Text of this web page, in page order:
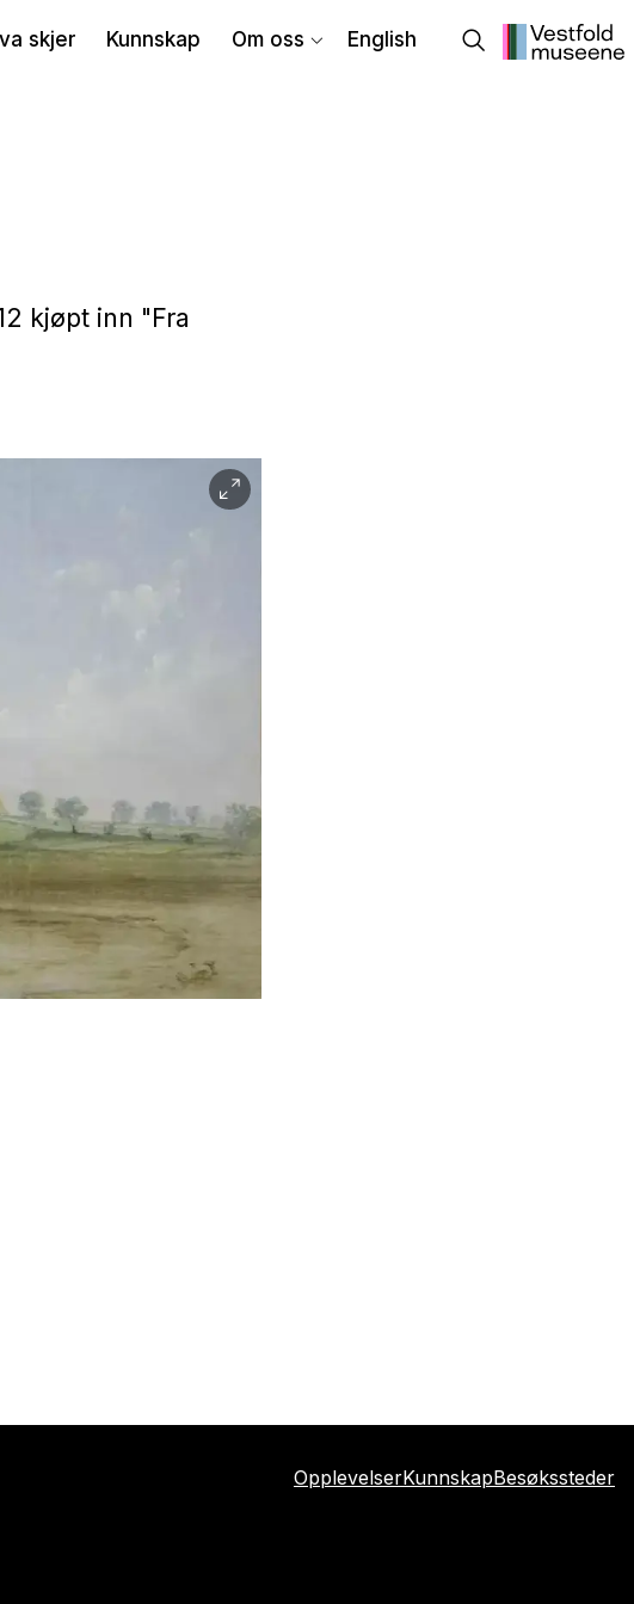
skjer Kunnskap Om oss English
kjøpt inn "Fra
OpplevelserKunnskapBesøkssteder